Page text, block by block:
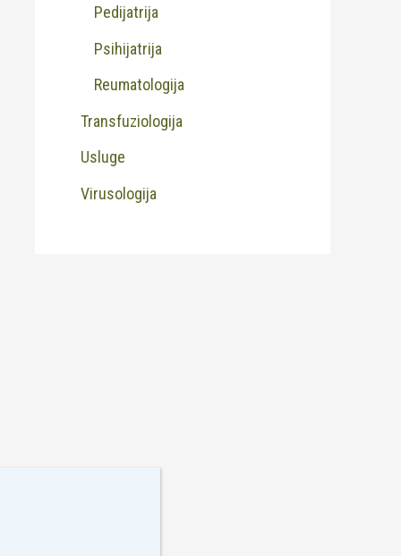
Pedijatrija
Psihijatrija
Reumatologija
Transfuziologija
Usluge
Virusologija